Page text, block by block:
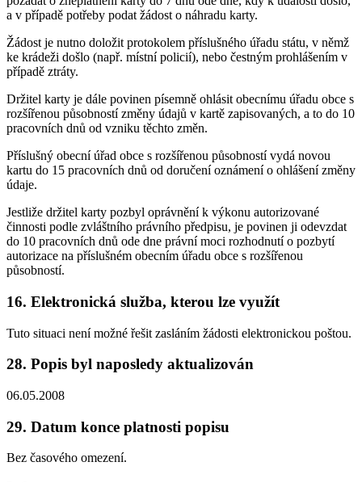
a v případě potřeby podat žádost o náhradu karty.
Žádost je nutno doložit protokolem příslušného úřadu státu, v němž
ke krádeži došlo (např. místní policií), nebo čestným prohlášením v
případě ztráty.
Držitel karty je dále povinen písemně ohlásit obecnímu úřadu obce s
rozšířenou působností změny údajů v kartě zapisovaných, a to do 10
pracovních dnů od vzniku těchto změn.
Příslušný obecní úřad obce s rozšířenou působností vydá novou
kartu do 15 pracovních dnů od doručení oznámení o ohlášení změny
údaje.
Jestliže držitel karty pozbyl oprávnění k výkonu autorizované
činnosti podle zvláštního právního předpisu, je povinen ji odevzdat
do 10 pracovních dnů ode dne právní moci rozhodnutí o pozbytí
autorizace na příslušném obecním úřadu obce s rozšířenou
působností.
16. Elektronická služba, kterou lze využít
Tuto situaci není možné řešit zasláním žádosti elektronickou poštou.
28. Popis byl naposledy aktualizován
06.05.2008
29. Datum konce platnosti popisu
Bez časového omezení.